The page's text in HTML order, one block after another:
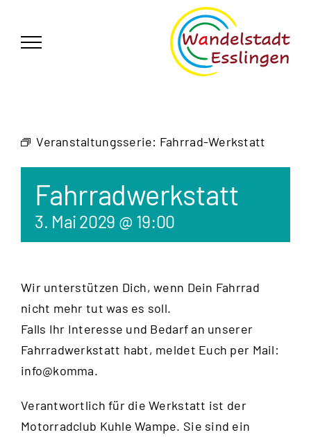
springen
Veranstaltungsserie: Fahrrad-Werkstatt
Fahrradwerkstatt
3. Mai 2029 @ 19:00
Wir unterstützen Dich, wenn Dein Fahrrad
nicht mehr tut was es soll.
Falls Ihr Interesse und Bedarf an unserer
Fahrradwerkstatt habt, meldet Euch per Mail:
info@komma.
Verantwortlich für die Werkstatt ist der
Motorradclub Kuhle Wampe. Sie sind ein